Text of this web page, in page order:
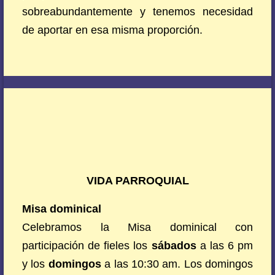
sobreabundantemente y tenemos necesidad
de aportar en esa misma proporción.
VIDA PARROQUIAL
Misa dominical
Celebramos la Misa dominical con
participación de fieles los sábadosa las 6 pm
y los domingosa las 10:30 am. Los domingos